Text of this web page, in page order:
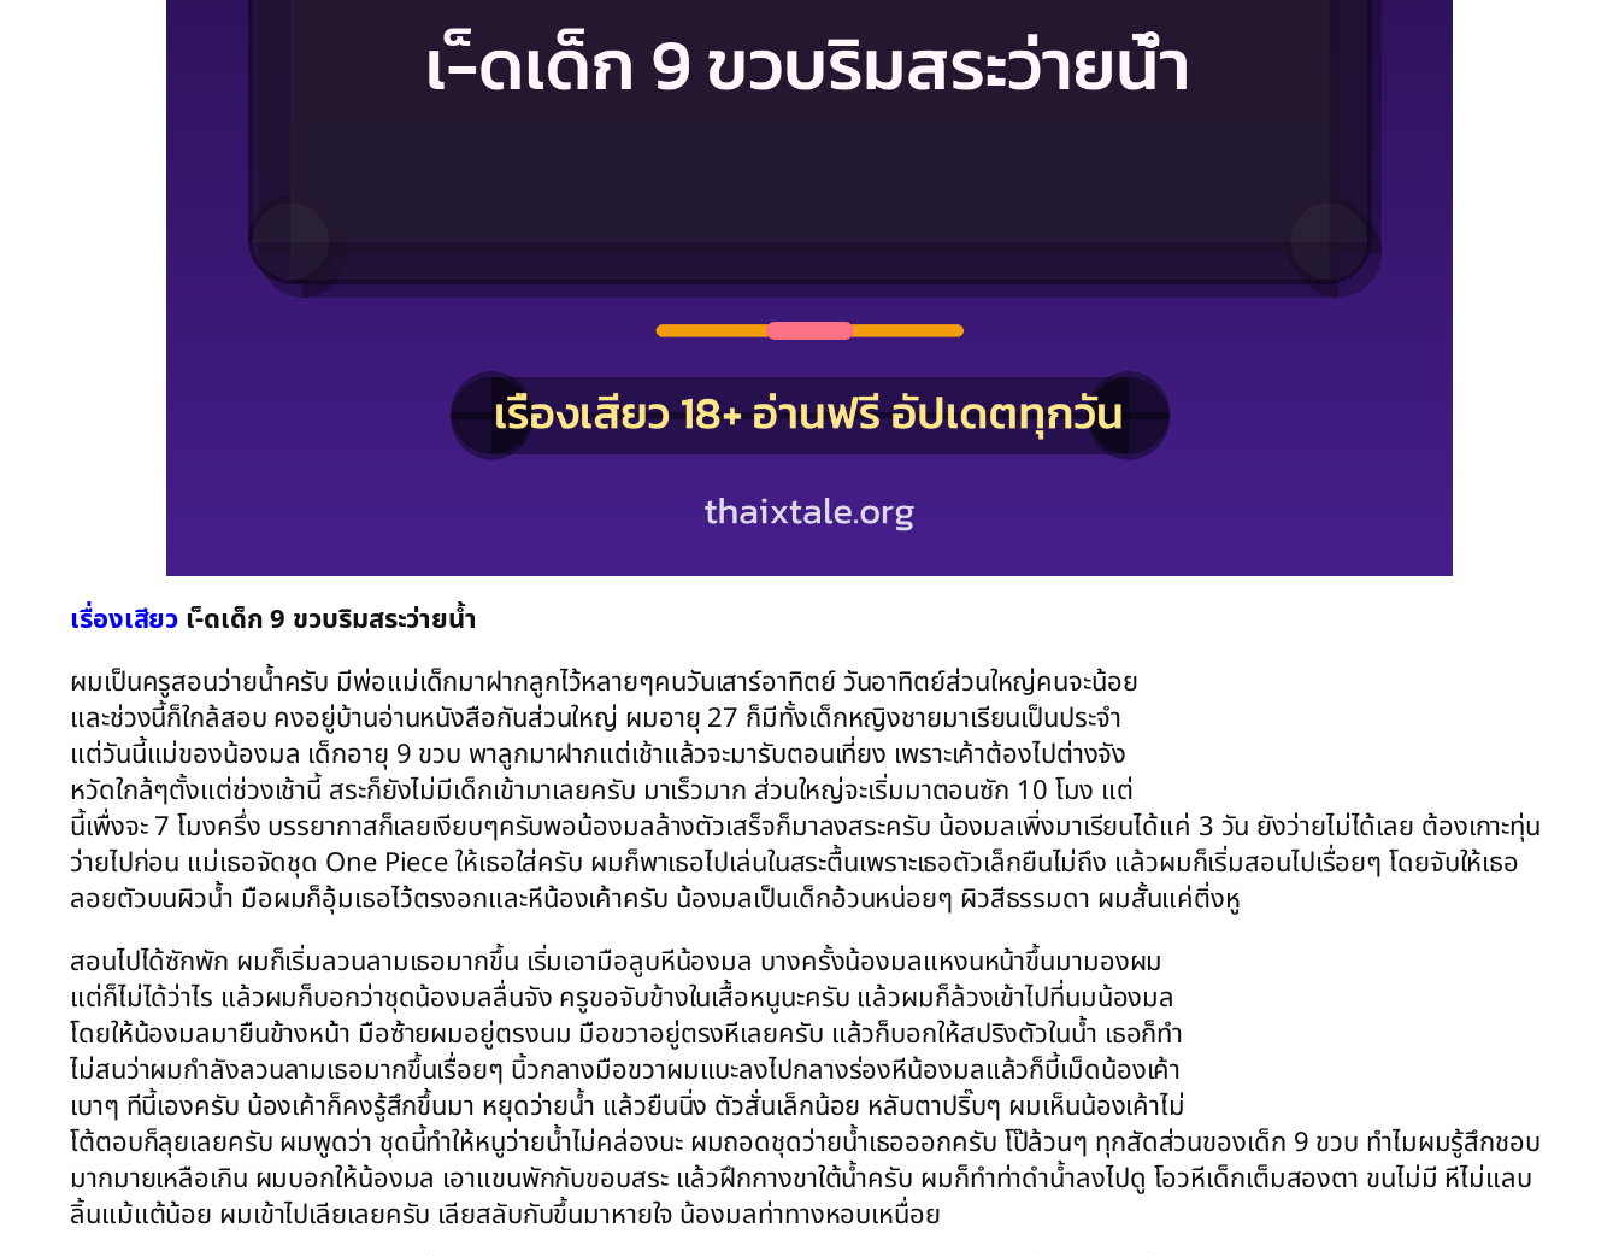
เรื่องเสียว เ-็ดเด็ก 9 ขวบริมสระว่ายน้ำ
ผมเป็นครูสอนว่ายน้ำครับ มีพ่อแม่เด็กมาฝากลูกไว้หลายๆคนวันเสาร์อาทิตย์ วันอาทิตย์ส่วนใหญ่คนจะน้อย
และช่วงนี้ก็ใกล้สอบ คงอยู่บ้านอ่านหนังสือกันส่วนใหญ่ ผมอายุ 27 ก็มีทั้งเด็กหญิงชายมาเรียนเป็นประจำ
แต่วันนี้แม่ของน้องมล เด็กอายุ 9 ขวบ พาลูกมาฝากแต่เช้าแล้วจะมารับตอนเที่ยง เพราะเค้าต้องไปต่างจัง
หวัดใกล้ๆตั้งแต่ช่วงเช้านี้ สระก็ยังไม่มีเด็กเข้ามาเลยครับ มาเร็วมาก ส่วนใหญ่จะเริ่มมาตอนซัก 10 โมง แต่
นี้เพื่งจะ 7 โมงครึ่ง บรรยากาสก็เลยเงียบๆครับพอน้องมลล้างตัวเสร็จก็มาลงสระครับ น้องมลเพิ่งมาเรียนได้แค่ 3 วัน ยังว่ายไม่ได้เลย ต้องเกาะทุ่น
ว่ายไปก่อน แม่เธอจัดชุด One Piece ให้เธอใส่ครับ ผมก็พาเธอไปเล่นในสระตื้นเพราะเธอตัวเล็กยืนไม่ถึง แล้วผมก็เริ่มสอนไปเรื่อยๆ โดยจับให้เธอ
ลอยตัวบนผิวน้ำ มือผมก็อุ้มเธอไว้ตรงอกและหีน้องเค้าครับ น้องมลเป็นเด็กอ้วนหน่อยๆ ผิวสีธรรมดา ผมสั้นแค่ติ่งหู
สอนไปได้ซักพัก ผมก็เริ่มลวนลามเธอมากขึ้น เริ่มเอามือลูบหีน้องมล บางครั้งน้องมลแหงนหน้าขึ้นมามองผม
แต่ก็ไม่ได้ว่าไร แล้วผมก็บอกว่าชุดน้องมลลื่นจัง ครูขอจับข้างในเสื้อหนูนะครับ แล้วผมก็ล้วงเข้าไปที่นมน้องมล
โดยให้น้องมลมายืนข้างหน้า มือซ้ายผมอยู่ตรงนม มือขวาอยู่ตรงหีเลยครับ แล้วก็บอกให้สปริงตัวในน้ำ เธอก็ทำ
ไม่สนว่าผมกำลังลวนลามเธอมากขึ้นเรื่อยๆ นิ้วกลางมือขวาผมแบะลงไปกลางร่องหีน้องมลแล้วก็บี้เม็ดน้องเค้า
เบาๆ ทีนี้เองครับ น้องเค้าก็คงรู้สึกขึ้นมา หยุดว่ายน้ำ แล้วยืนนิ่ง ตัวสั่นเล็กน้อย หลับตาปริ๊บๆ ผมเห็นน้องเค้าไม่
โต้ตอบก็ลุยเลยครับ ผมพูดว่า ชุดนี้ทำให้หนูว่ายน้ำไม่คล่องนะ ผมถอดชุดว่ายน้ำเธอออกครับ โป๊ล้วนๆ ทุกสัดส่วนของเด็ก 9 ขวบ ทำไมผมรู้สึกชอบ
มากมายเหลือเกิน ผมบอกให้น้องมล เอาแขนพักกับขอบสระ แล้วฝึกกางขาใต้น้ำครับ ผมก็ทำท่าดำน้ำลงไปดู โอวหีเด็กเต็มสองตา ขนไม่มี หีไม่แลบ
ลิ้นแม้แต้น้อย ผมเข้าไปเลียเลยครับ เลียสลับกับขึ้นมาหายใจ น้องมลท่าทางหอบเหนื่อย